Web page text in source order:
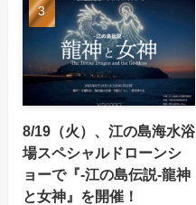
8/19（火）、江の島海水浴
場スペシャルドローンシ
ョーで『-江の島伝説-龍神
と女神』を開催！